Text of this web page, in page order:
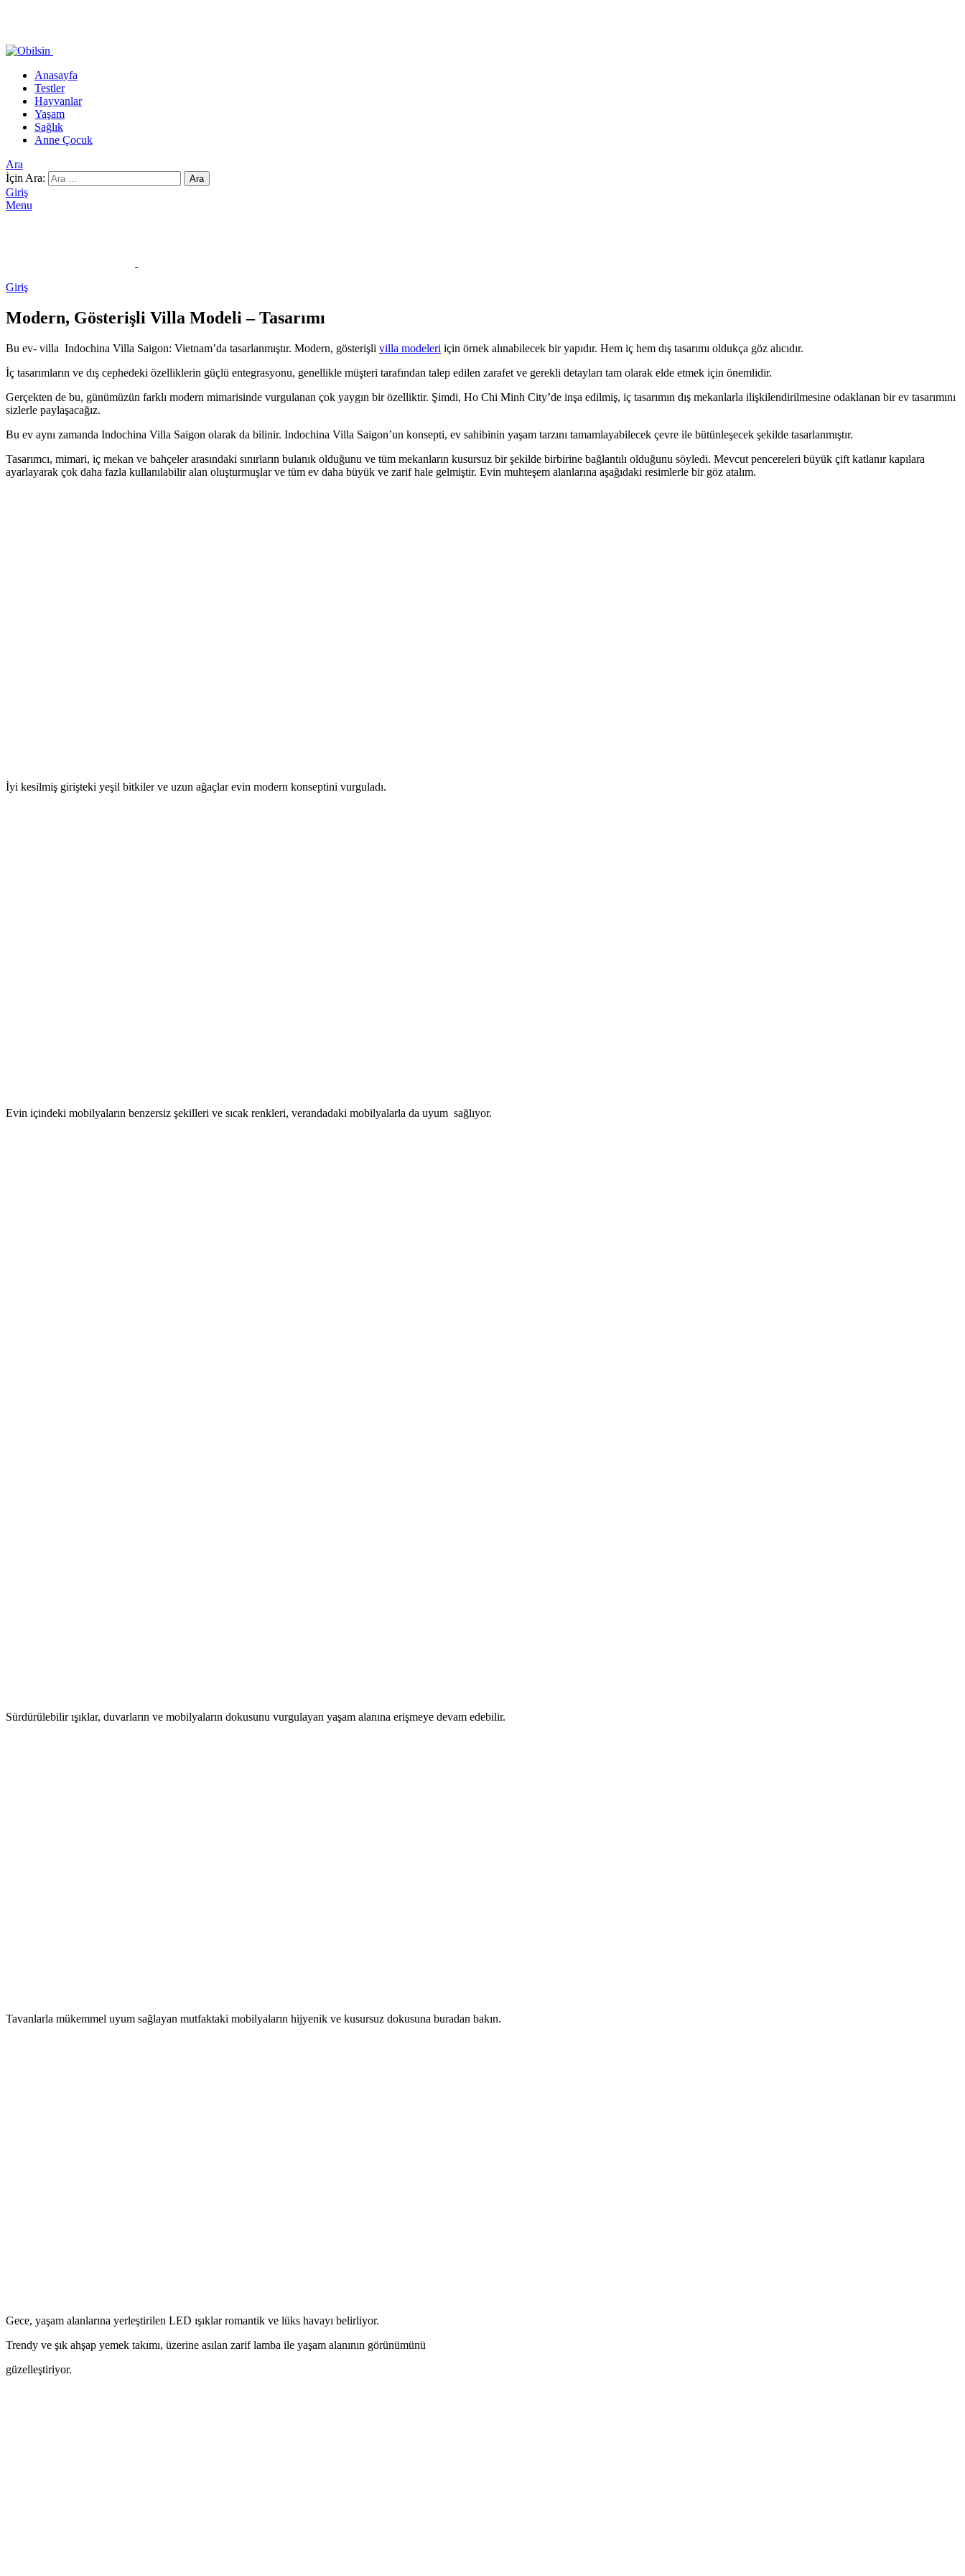
Anasayfa
Testler
Hayvanlar
Yaşam
Sağlık
Anne Çocuk
Ara
İçin Ara:
Ara
Giriş
Menu
Giriş
Modern, Gösterişli Villa Modeli – Tasarımı
Bu ev- villa Indochina Villa Saigon: Vietnam’da tasarlanmıştır. Modern, gösterişli villa modeleri için örnek alınabilecek bir yapıdır. Hem iç hem dış tasarımı oldukça göz alıcıdır.
İç tasarımların ve dış cephedeki özelliklerin güçlü entegrasyonu, genellikle müşteri tarafından talep edilen zarafet ve gerekli detayları tam olarak elde etmek için önemlidir.
Gerçekten de bu, günümüzün farklı modern mimarisinde vurgulanan çok yaygın bir özelliktir. Şimdi, Ho Chi Minh City’de inşa edilmiş, iç tasarımın dış mekanlarla ilişkilendirilmesine odaklanan bir ev tasarımını
sizlerle paylaşacağız.
Bu ev aynı zamanda Indochina Villa Saigon olarak da bilinir. Indochina Villa Saigon’un konsepti, ev sahibinin yaşam tarzını tamamlayabilecek çevre ile bütünleşecek şekilde tasarlanmıştır.
Tasarımcı, mimari, iç mekan ve bahçeler arasındaki sınırların bulanık olduğunu ve tüm mekanların kusursuz bir şekilde birbirine bağlantılı olduğunu söyledi. Mevcut pencereleri büyük çift katlanır kapılara
ayarlayarak çok daha fazla kullanılabilir alan oluşturmuşlar ve tüm ev daha büyük ve zarif hale gelmiştir. Evin muhteşem alanlarına aşağıdaki resimlerle bir göz atalım.
İyi kesilmiş girişteki yeşil bitkiler ve uzun ağaçlar evin modern konseptini vurguladı.
Evin içindeki mobilyaların benzersiz şekilleri ve sıcak renkleri, verandadaki mobilyalarla da uyum sağlıyor.
Sürdürülebilir ışıklar, duvarların ve mobilyaların dokusunu vurgulayan yaşam alanına erişmeye devam edebilir.
Tavanlarla mükemmel uyum sağlayan mutfaktaki mobilyaların hijyenik ve kusursuz dokusuna buradan bakın.
Gece, yaşam alanlarına yerleştirilen LED ışıklar romantik ve lüks havayı belirliyor.
Trendy ve şık ahşap yemek takımı, üzerine asılan zarif lamba ile yaşam alanının görünümünü
güzelleştiriyor.